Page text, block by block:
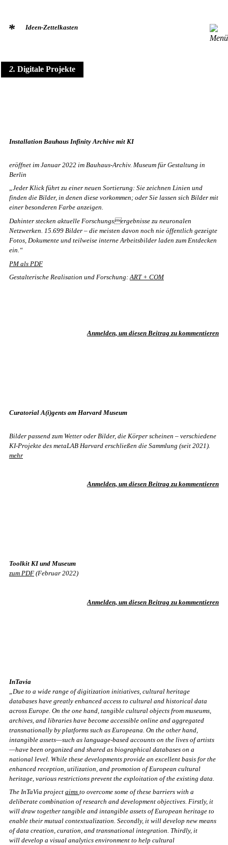
* Ideen-Zettelkasten
2 Digitale Projekte
Installation Bauhaus Infinity Archive mit KI
eröffnet im Januar 2022 im Bauhaus-Archiv. Museum für Gestaltung in
Berlin
„Jeder Klick führt zu einer neuen Sortierung: Sie zeichnen Linien und
finden die Bilder, in denen diese vorkommen; oder Sie lassen sich Bilder mit
einer besonderen Farbe anzeigen.
Dahinter stecken aktuelle Forschungsergebnisse zu neuronalen
Netzwerken. 15.699 Bilder – die meisten davon noch nie öffentlich gezeigte
Fotos, Dokumente und teilweise interne Arbeitsbilder laden zum Entdecken
ein.“
PM als PDF
Gestalterische Realisation und Forschung:ART + COM
Anmelden, um diesen Beitrag zu kommentieren
Curatorial A(i)gents am Harvard Museum
Bilder passend zum Wetter oder Bilder, die Körper scheinen – verschiedene
KI-Projekte des metaLAB Harvard erschließen die Sammlung (seit 2021).
mehr
Anmelden, um diesen Beitrag zu kommentieren
Toolkit KI und Museum
zum PDF(Februar 2022)
Anmelden, um diesen Beitrag zu kommentieren
InTavia
Due to a wide range of digitization initiatives, cultural heritage
databases have greatly enhanced access to cultural and historical data
across Europe. On the one hand, tangible cultural objects from museums,
archives, and libraries have become accessible online and aggregated
transnationally by platforms such as Europeana . On the other hand,
intangible assets—such as language-based accounts on the lives of artists
—have been organized and shared as biographical databases on a
national level. While these developments provide an excellent basis for the
enhanced reception, utilization, and promotion of European cultural
heritage, various restrictions prevent the exploitation of the existing data.
The InTaVia project aims to overcome some of these barriers with a
deliberate combination of research and development objectives. Firstly, it
will draw together tangible and intangible assets of European heritage to
enable their mutual contextualization. Secondly, it will develop new means
of data creation, curation, and transnational integration. Thirdly, it
will develop a visual analytics environment to help cultural